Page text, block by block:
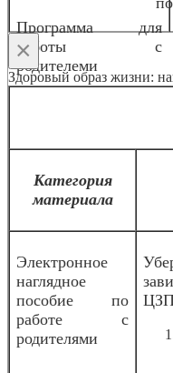
Программа для
работы с
родителеми
×
Здоровый образ жизни:
Категория
материала
Электронное
наглядное
пособие по
работе с
родителями